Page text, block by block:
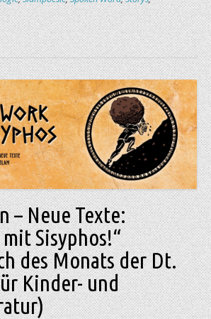
– Neue Texte:
Sisyphos!“
des Monats der Dt.
Kinder- und